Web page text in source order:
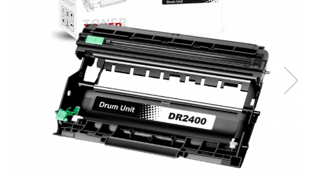
Bucatarie & Servire
Curatenie si intretinere
Hobby-uri creative
Iluminat & Electrice
Kit-uri automatizari porti si usi